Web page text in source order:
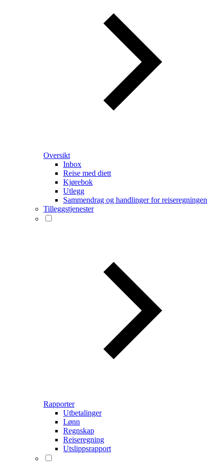
Oversikt
Inbox
Reise med diett
Kjørebok
Utlegg
Sammendrag og handlinger for reiseregningen
Tilleggstjenester
Rapporter
Utbetalinger
Lønn
Regnskap
Reiseregning
Utslippsrapport